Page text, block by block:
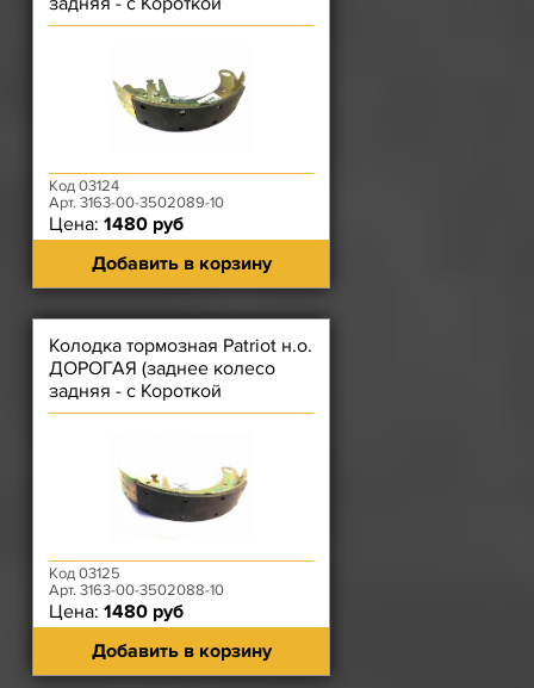
накладкой) В СБОРЕ ЛЕВАЯ
Код 03124
Арт. 3163-00-3502089-10
Цена: 1480 руб
Добавить в корзину
Колодка тормозная Patriot н.о.
ДОРОГАЯ (заднее колесо
задняя - с Короткой
накладкой) В СБОРЕ ПРАВАЯ
Код 03125
Арт. 3163-00-3502088-10
Цена: 1480 руб
Добавить в корзину